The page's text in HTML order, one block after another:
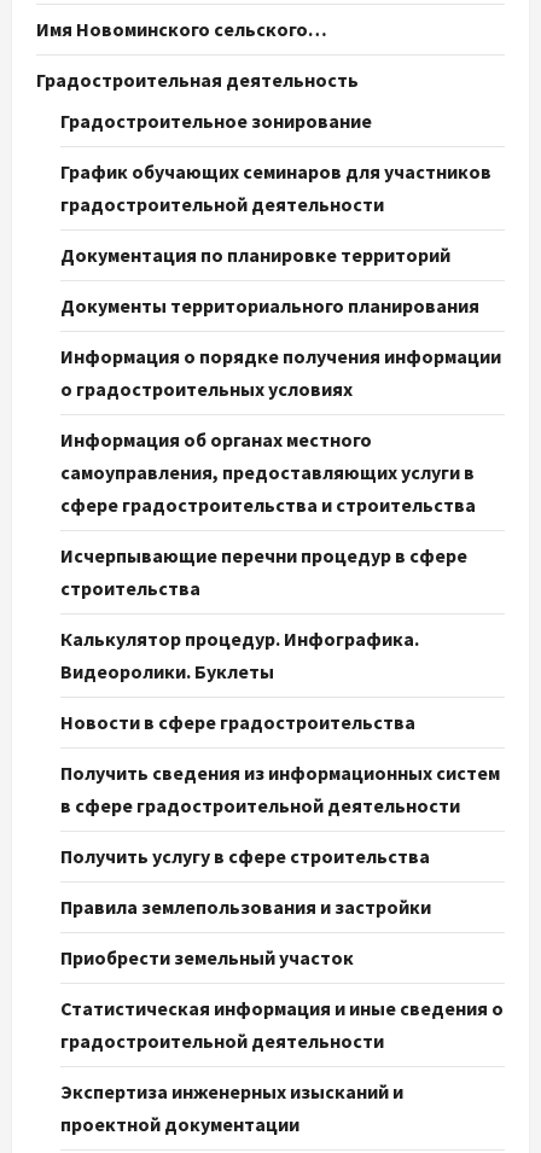
Имя Новоминского сельского…
Градостроительная деятельность
Градостроительное зонирование
График обучающих семинаров для участников
градостроительной деятельности
Документация по планировке территорий
Документы территориального планирования
Информация о порядке получения информации
о градостроительных условиях
Информация об органах местного
самоуправления, предоставляющих услуги в
сфере градостроительства и строительства
Исчерпывающие перечни процедур в сфере
строительства
Калькулятор процедур. Инфографика.
Видеоролики. Буклеты
Новости в сфере градостроительства
Получить сведения из информационных систем
в сфере градостроительной деятельности
Получить услугу в сфере строительства
Правила землепользования и застройки
Приобрести земельный участок
Статистическая информация и иные сведения о
градостроительной деятельности
Экспертиза инженерных изысканий и
проектной документации